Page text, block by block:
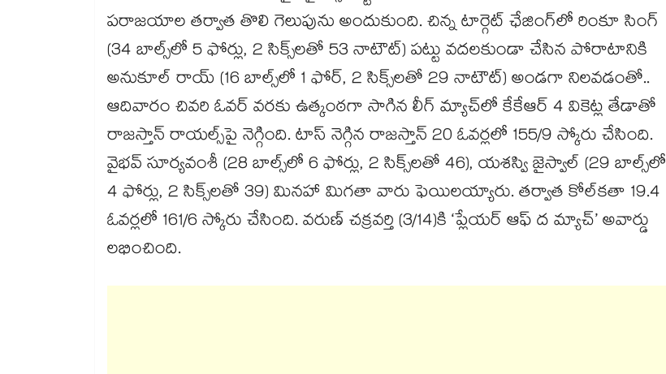
పరాజయాల తర్వాత తొలి గెలుపును అందుకుంది. చిన్న టార్గెట్ ఛేజింగ్‌‌‌‌లో రింకూ సింగ్‌‌‌‌‌‌‌‌‌‌‌‌‌‌‌‌‌‌‌‌‌‌‌‌‌‌‌‌‌‌‌‌‌‌‌‌‌‌‌‌‌‌‌‌‌‌‌‌‌‌‌‌‌‌‌‌‌‌‌‌‌‌‌‌‌‌‌‌‌‌‌‌‌‌‌‌‌‌‌‌‌‌‌‌‌‌‌‌‌‌‌‌‌‌‌‌‌‌‌‌‌‌‌‌‌‌‌‌‌‌‌‌‌‌‌‌‌‌‌‌‌‌‌‌‌‌‌‌
(34 బాల్స్‌‌‌‌‌‌‌‌‌‌‌‌‌‌‌‌‌‌‌‌‌‌‌‌‌‌‌‌‌‌‌‌‌‌‌‌‌‌‌‌‌‌‌‌‌‌‌‌‌‌‌‌‌‌‌‌‌‌‌‌‌‌‌‌‌‌‌‌‌‌‌‌‌‌‌‌‌‌‌‌‌‌‌‌‌‌‌‌‌‌‌‌‌‌‌‌‌‌‌‌‌‌‌‌‌‌‌‌‌‌‌‌‌‌‌‌‌‌‌‌‌‌‌‌‌‌‌‌లో 5 ఫోర్లు, 2 సిక్స్‌‌‌‌‌‌‌‌‌‌‌‌‌‌‌‌‌‌‌‌‌‌‌‌‌‌‌‌‌‌‌‌‌‌‌‌‌‌‌‌‌‌‌‌‌‌‌‌‌‌‌‌‌‌‌‌‌‌‌‌‌‌‌‌‌‌‌‌‌‌‌‌‌‌‌‌‌‌‌‌‌‌‌‌‌‌‌‌‌‌‌‌‌‌‌‌‌‌‌‌‌‌‌‌‌‌‌‌‌‌‌‌‌‌‌‌‌‌‌‌‌‌‌‌‌‌‌‌లతో 53 నాటౌట్‌‌‌‌‌‌‌‌‌‌‌‌‌‌‌‌‌‌‌‌‌‌‌‌‌‌‌‌‌‌‌‌‌‌‌‌‌‌‌‌‌‌‌‌‌‌‌‌‌‌‌‌‌‌‌‌‌‌‌‌‌‌‌‌‌‌‌‌‌‌‌‌‌‌‌‌‌‌‌‌‌‌‌‌‌‌‌‌‌‌‌‌‌‌‌‌‌‌‌‌‌‌‌‌‌‌‌‌‌‌‌‌‌‌‌‌‌‌‌‌‌‌‌‌‌‌‌‌) పట్టు వదలకుండా చేసిన పోరాటానికి
అనుకూల్‌‌‌‌‌‌‌‌‌‌‌‌‌‌‌‌‌‌‌‌‌‌‌‌‌‌‌‌‌‌‌‌‌‌‌‌‌‌‌‌‌‌‌‌‌‌‌‌‌‌‌‌‌‌‌‌‌‌‌‌‌‌‌‌‌‌‌‌‌‌‌‌‌‌‌‌‌‌‌‌‌‌‌‌‌‌‌‌‌‌‌‌‌‌‌‌‌‌‌‌‌‌‌‌‌‌‌‌‌‌‌‌‌‌‌‌‌‌‌‌‌‌‌‌‌‌‌‌ రాయ్‌‌‌‌‌‌‌‌‌‌‌‌‌‌‌‌‌‌‌‌‌‌‌‌‌‌‌‌‌‌‌‌‌‌‌‌‌‌‌‌‌‌‌‌‌‌‌‌‌‌‌‌‌‌‌‌‌‌‌‌‌‌‌‌‌‌‌‌‌‌‌‌‌‌‌‌‌‌‌‌‌‌‌‌‌‌‌‌‌‌‌‌‌‌‌‌‌‌‌‌‌‌‌‌‌‌‌‌‌‌‌‌‌‌‌‌‌‌‌‌‌‌‌‌‌‌‌‌ (16 బాల్స్‌‌‌‌‌‌‌‌‌‌‌‌‌‌‌‌‌‌‌‌‌‌‌‌‌‌‌‌‌‌‌‌‌‌‌‌‌‌‌‌‌‌‌‌‌‌‌‌‌‌‌‌‌‌‌‌‌‌‌‌‌‌‌‌‌‌‌‌‌‌‌‌‌‌‌‌‌‌‌‌‌‌‌‌‌‌‌‌‌‌‌‌‌‌‌‌‌‌‌‌‌‌‌‌‌‌‌‌‌‌‌‌‌‌‌‌‌‌‌‌‌‌‌‌‌‌‌‌లో 1 ఫోర్‌‌‌‌‌‌‌‌‌‌‌‌‌‌‌‌‌‌‌‌‌‌‌‌‌‌‌‌‌‌‌‌‌‌‌‌‌‌‌‌‌‌‌‌‌‌‌‌‌‌‌‌‌‌‌‌‌‌‌‌‌‌‌‌‌‌‌‌‌‌‌‌‌‌‌‌‌‌‌‌‌‌‌‌‌‌‌‌‌‌‌‌‌‌‌‌‌‌‌‌‌‌‌‌‌‌‌‌‌‌‌‌‌‌‌‌‌‌‌‌‌‌‌‌‌‌‌‌, 2 సిక్స్‌‌‌‌‌‌‌‌‌‌‌‌‌‌‌‌‌‌‌‌‌‌‌‌‌‌‌‌‌‌‌‌‌‌‌‌‌‌‌‌‌‌‌‌‌‌‌‌‌‌‌‌‌‌‌‌‌‌‌‌‌‌‌‌‌‌‌‌‌‌‌‌‌‌‌‌‌‌‌‌‌‌‌‌‌‌‌‌‌‌‌‌‌‌‌‌‌‌‌‌‌‌‌‌‌‌‌‌‌‌‌‌‌‌‌‌‌‌‌‌‌‌‌‌‌‌‌‌లతో 29 నాటౌట్‌‌‌‌‌‌‌‌‌‌‌‌‌‌‌‌‌‌‌‌‌‌‌‌‌‌‌‌‌‌‌‌‌‌‌‌‌‌‌‌‌‌‌‌‌‌‌‌‌‌‌‌‌‌‌‌‌‌‌‌‌‌‌‌‌‌‌‌‌‌‌‌‌‌‌‌‌‌‌‌‌‌‌‌‌‌‌‌‌‌‌‌‌‌‌‌‌‌‌‌‌‌‌‌‌‌‌‌‌‌‌‌‌‌‌‌‌‌‌‌‌‌‌‌‌‌‌‌) అండగా నిలవడంతో..
ఆదివారం చివరి ఓవర్‌‌‌‌‌‌‌‌‌‌‌‌‌‌‌‌‌‌‌‌‌‌‌‌‌‌‌‌‌‌‌‌‌‌‌‌‌‌‌‌‌‌‌‌‌‌‌‌‌‌‌‌‌‌‌‌‌‌‌‌‌‌‌‌‌‌‌‌‌‌‌‌‌‌‌‌‌‌‌‌‌‌‌‌‌‌‌‌‌‌‌‌‌‌‌‌‌‌‌‌‌‌‌‌‌‌‌‌‌‌‌‌‌‌‌‌‌‌‌‌‌‌‌‌‌‌‌‌ వరకు ఉత్కంఠగా సాగిన లీగ్‌‌‌‌‌‌‌‌‌‌‌‌‌‌‌‌‌‌‌‌‌‌‌‌‌‌‌‌‌‌‌‌‌‌‌‌‌‌‌‌‌‌‌‌‌‌‌‌‌‌‌‌‌‌‌‌‌‌‌‌‌‌‌‌‌‌‌‌‌‌‌‌‌‌‌‌‌‌‌‌‌‌‌‌‌‌‌‌‌‌‌‌‌‌‌‌‌‌‌‌‌‌‌‌‌‌‌‌‌‌‌‌‌‌‌‌‌‌‌‌‌‌‌‌‌‌‌‌ మ్యాచ్‌‌‌‌‌‌‌‌‌‌‌‌‌‌‌‌‌‌‌‌‌‌‌‌‌‌‌‌‌‌‌‌‌‌‌‌‌‌‌‌‌‌‌‌‌‌‌‌‌‌‌‌‌‌‌‌‌‌‌‌‌‌‌‌‌‌‌‌‌‌‌‌‌‌‌‌‌‌‌‌‌‌‌‌‌‌‌‌‌‌‌‌‌‌‌‌‌‌‌‌‌‌‌‌‌‌‌‌‌‌‌‌‌‌‌‌‌‌‌‌‌‌‌‌‌‌‌‌లో కేకేఆర్‌‌‌‌‌‌‌‌‌‌‌‌‌‌‌‌‌‌‌‌‌‌‌‌‌‌‌‌‌‌‌‌‌‌‌‌‌‌‌‌‌‌‌‌‌‌‌‌‌‌‌‌‌‌‌‌‌‌‌‌‌‌‌‌‌‌‌‌‌‌‌‌‌‌‌‌‌‌‌‌‌‌‌‌‌‌‌‌‌‌‌‌‌‌‌‌‌‌‌‌‌‌‌‌‌‌‌‌‌‌‌‌‌‌‌‌‌‌‌‌‌‌‌‌‌‌‌‌ 4 వికెట్ల తేడాతో
రాజస్తాన్‌‌‌‌‌‌‌‌‌‌‌‌‌‌‌‌‌‌‌‌‌‌‌‌‌‌‌‌‌‌‌‌‌‌‌‌‌‌‌‌‌‌‌‌‌‌‌‌‌‌‌‌‌‌‌‌‌‌‌‌‌‌‌‌‌‌‌‌‌‌‌‌‌‌‌‌‌‌‌‌‌‌‌‌‌‌‌‌‌‌‌‌‌‌‌‌‌‌‌‌‌‌‌‌‌‌‌‌‌‌‌‌‌‌‌‌‌‌‌‌‌‌‌‌‌‌‌‌ రాయల్స్‌‌‌‌‌‌‌‌‌‌‌‌‌‌‌‌‌‌‌‌‌‌‌‌‌‌‌‌‌‌‌‌‌‌‌‌‌‌‌‌‌‌‌‌‌‌‌‌‌‌‌‌‌‌‌‌‌‌‌‌‌‌‌‌‌‌‌‌‌‌‌‌‌‌‌‌‌‌‌‌‌‌‌‌‌‌‌‌‌‌‌‌‌‌‌‌‌‌‌‌‌‌‌‌‌‌‌‌‌‌‌‌‌‌‌‌‌‌‌‌‌‌‌‌‌‌‌‌పై నెగ్గింది. టాస్‌‌‌‌‌‌‌‌‌‌‌‌‌‌‌‌‌‌‌‌‌‌‌‌‌‌‌‌‌‌‌‌‌‌‌‌‌‌‌‌‌‌‌‌‌‌‌‌‌‌‌‌‌‌‌‌‌‌‌‌‌‌‌‌‌‌‌‌‌‌‌‌‌‌‌‌‌‌‌‌‌‌‌‌‌‌‌‌‌‌‌‌‌‌‌‌‌‌‌‌‌‌‌‌‌‌‌‌‌‌‌‌‌‌‌‌‌‌‌‌‌‌‌‌‌‌‌‌ నెగ్గిన రాజస్తాన్‌‌‌‌‌‌‌‌‌‌‌‌‌‌‌‌‌‌‌‌‌‌‌‌‌‌‌‌‌‌‌‌‌‌‌‌‌‌‌‌‌‌‌‌‌‌‌‌‌‌‌‌‌‌‌‌‌‌‌‌‌‌‌‌‌‌‌‌‌‌‌‌‌‌‌‌‌‌‌‌‌‌‌‌‌‌‌‌‌‌‌‌‌‌‌‌‌‌‌‌‌‌‌‌‌‌‌‌‌‌‌‌‌‌‌‌‌‌‌‌‌‌‌‌‌‌‌‌ 20 ఓవర్లలో 155/9 స్కోరు చేసింది.
వైభవ్‌‌‌‌‌‌‌‌‌‌‌‌‌‌‌‌‌‌‌‌‌‌‌‌‌‌‌‌‌‌‌‌‌‌‌‌‌‌‌‌‌‌‌‌‌‌‌‌‌‌‌‌‌‌‌‌‌‌‌‌‌‌‌‌‌‌‌‌‌‌‌‌‌‌‌‌‌‌‌‌‌‌‌‌‌‌‌‌‌‌‌‌‌‌‌‌‌‌‌‌‌‌‌‌‌‌‌‌‌‌‌‌‌‌‌‌‌‌‌‌‌‌‌‌‌‌‌‌ సూర్యవంశీ (28 బాల్స్‌‌‌‌‌‌‌‌‌‌‌‌‌‌‌‌‌‌‌‌‌‌‌‌‌‌‌‌‌‌‌‌‌‌‌‌‌‌‌‌‌‌‌‌‌‌‌‌‌‌‌‌‌‌‌‌‌‌‌‌‌‌‌‌‌‌‌‌‌‌‌‌‌‌‌‌‌‌‌‌‌‌‌‌‌‌‌‌‌‌‌‌‌‌‌‌‌‌‌‌‌‌‌‌‌‌‌‌‌‌‌‌‌‌‌‌‌‌‌‌‌‌‌‌‌‌‌‌లో 6 ఫోర్లు, 2 సిక్స్‌‌‌‌‌‌‌‌‌‌‌‌‌‌‌‌‌‌‌‌‌‌‌‌‌‌‌‌‌‌‌‌‌‌‌‌‌‌‌‌‌‌‌‌‌‌‌‌‌‌‌‌‌‌‌‌‌‌‌‌‌‌‌‌‌‌‌‌‌‌‌‌‌‌‌‌‌‌‌‌‌‌‌‌‌‌‌‌‌‌‌‌‌‌‌‌‌‌‌‌‌‌‌‌‌‌‌‌‌‌‌‌‌‌‌‌‌‌‌‌‌‌‌‌‌‌‌‌లతో 46), యశస్వి జైస్వాల్‌‌‌‌‌‌‌‌‌‌‌‌‌‌‌‌‌‌‌‌‌‌‌‌‌‌‌‌‌‌‌‌‌‌‌‌‌‌‌‌‌‌‌‌‌‌‌‌‌‌‌‌‌‌‌‌‌‌‌‌‌‌‌‌‌‌‌‌‌‌‌‌‌‌‌‌‌‌‌‌‌‌‌‌‌‌‌‌‌‌‌‌‌‌‌‌‌‌‌‌‌‌‌‌‌‌‌‌‌‌‌‌‌‌‌‌‌‌‌‌‌‌‌‌‌‌‌‌ (29 బాల్స్‌‌‌‌‌‌‌‌‌‌‌‌‌‌‌‌‌‌‌‌‌‌‌‌‌‌‌‌‌‌‌‌‌‌‌‌‌‌‌‌‌‌‌‌‌‌‌‌‌‌‌‌‌‌‌‌‌‌‌‌‌‌‌‌‌‌‌‌‌‌‌‌‌‌‌‌‌‌‌‌‌‌‌‌‌‌‌‌‌‌‌‌‌‌‌‌‌‌‌‌‌‌‌‌‌‌‌‌‌‌‌‌‌‌‌‌‌‌‌‌‌‌‌‌‌‌‌‌లో
4 ఫోర్లు, 2 సిక్స్‌‌‌‌‌‌‌‌‌‌‌‌‌‌‌‌‌‌‌‌‌‌‌‌‌‌‌‌‌‌‌‌‌‌‌‌‌‌‌‌‌‌‌‌‌‌‌‌‌‌‌‌‌‌‌‌‌‌‌‌‌‌‌‌‌‌‌‌‌‌‌‌‌‌‌‌‌‌‌‌‌‌‌‌‌‌‌‌‌‌‌‌‌‌‌‌‌‌‌‌‌‌‌‌‌‌‌‌‌‌‌‌‌‌‌‌‌‌‌‌‌‌‌‌‌‌‌‌లతో 39) మినహా మిగతా వారు ఫెయిలయ్యారు. తర్వాత కోల్‌‌‌‌‌‌‌‌‌‌‌‌‌‌‌‌‌‌‌‌‌‌‌‌‌‌‌‌‌‌‌‌‌‌‌‌‌‌‌‌‌‌‌‌‌‌‌‌‌‌‌‌‌‌‌‌‌‌‌‌‌‌‌‌‌‌‌‌‌‌‌‌‌‌‌‌‌‌‌‌‌‌‌‌‌‌‌‌‌‌‌‌‌‌‌‌‌‌‌‌‌‌‌‌‌‌‌‌‌‌‌‌‌‌‌‌‌‌‌‌‌‌‌‌‌‌‌‌కతా 19.4
ఓవర్లలో 161/6 స్కోరు చేసింది. వరుణ్‌‌‌‌‌‌‌‌‌‌‌‌‌‌‌‌‌‌‌‌‌‌‌‌‌‌‌‌‌‌‌‌‌‌‌‌‌‌‌‌‌‌‌‌‌‌‌‌‌‌‌‌‌‌‌‌‌‌‌‌‌‌‌‌‌‌‌‌‌‌‌‌‌‌‌‌‌‌‌‌‌‌‌‌‌‌‌‌‌‌‌‌‌‌‌‌‌‌‌‌‌‌‌‌‌‌‌‌‌‌‌‌‌‌‌‌‌‌‌‌‌‌‌‌‌‌‌‌ చక్రవర్తి (3/14)కి ‘ప్లేయర్‌‌‌‌‌‌‌‌‌‌‌‌‌‌‌‌‌‌‌‌‌‌‌‌‌‌‌‌‌‌‌‌‌‌‌‌‌‌‌‌‌‌‌‌‌‌‌‌‌‌‌‌‌‌‌‌‌‌‌‌‌‌‌‌‌‌‌‌‌‌‌‌‌‌‌‌‌‌‌‌‌‌‌‌‌‌‌‌‌‌‌‌‌‌‌‌‌‌‌‌‌‌‌‌‌‌‌‌‌‌‌‌‌‌‌‌‌‌‌‌‌‌‌‌‌‌‌‌ ఆఫ్‌‌‌‌‌‌‌‌‌‌‌‌‌‌‌‌‌‌‌‌‌‌‌‌‌‌‌‌‌‌‌‌‌‌‌‌‌‌‌‌‌‌‌‌‌‌‌‌‌‌‌‌‌‌‌‌‌‌‌‌‌‌‌‌‌‌‌‌‌‌‌‌‌‌‌‌‌‌‌‌‌‌‌‌‌‌‌‌‌‌‌‌‌‌‌‌‌‌‌‌‌‌‌‌‌‌‌‌‌‌‌‌‌‌‌‌‌‌‌‌‌‌‌‌‌‌‌‌ ద మ్యాచ్‌‌‌‌‌‌‌‌‌‌‌‌‌‌‌‌‌‌‌‌‌‌‌‌‌‌‌‌‌‌‌‌‌‌‌‌‌‌‌‌‌‌‌‌‌‌‌‌‌‌‌‌‌‌‌‌‌‌‌‌‌‌‌‌‌‌‌‌‌‌‌‌‌‌‌‌‌‌‌‌‌‌‌‌‌‌‌‌‌‌‌‌‌‌‌‌‌‌‌‌‌‌‌‌‌‌‌‌‌‌‌‌‌‌‌‌‌‌‌‌‌‌‌‌‌‌‌‌’ అవార్డు
లభించింది.